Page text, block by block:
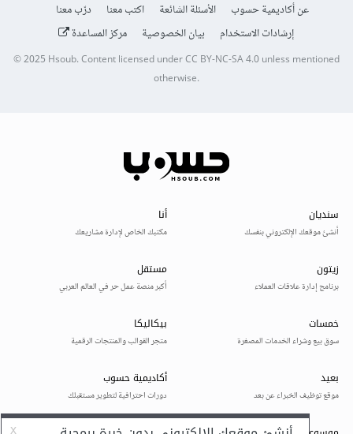
عن أكاديمية حسوب الأسئلة الشائعة اكتب معنا
درّب معنا
إرشادات الاستخدام
بيان الخصوصية مركز المساعدة
© 2025Hsoub.Content licensed underCC BY-NC-SA 4.0unless mentioned
otherwise.